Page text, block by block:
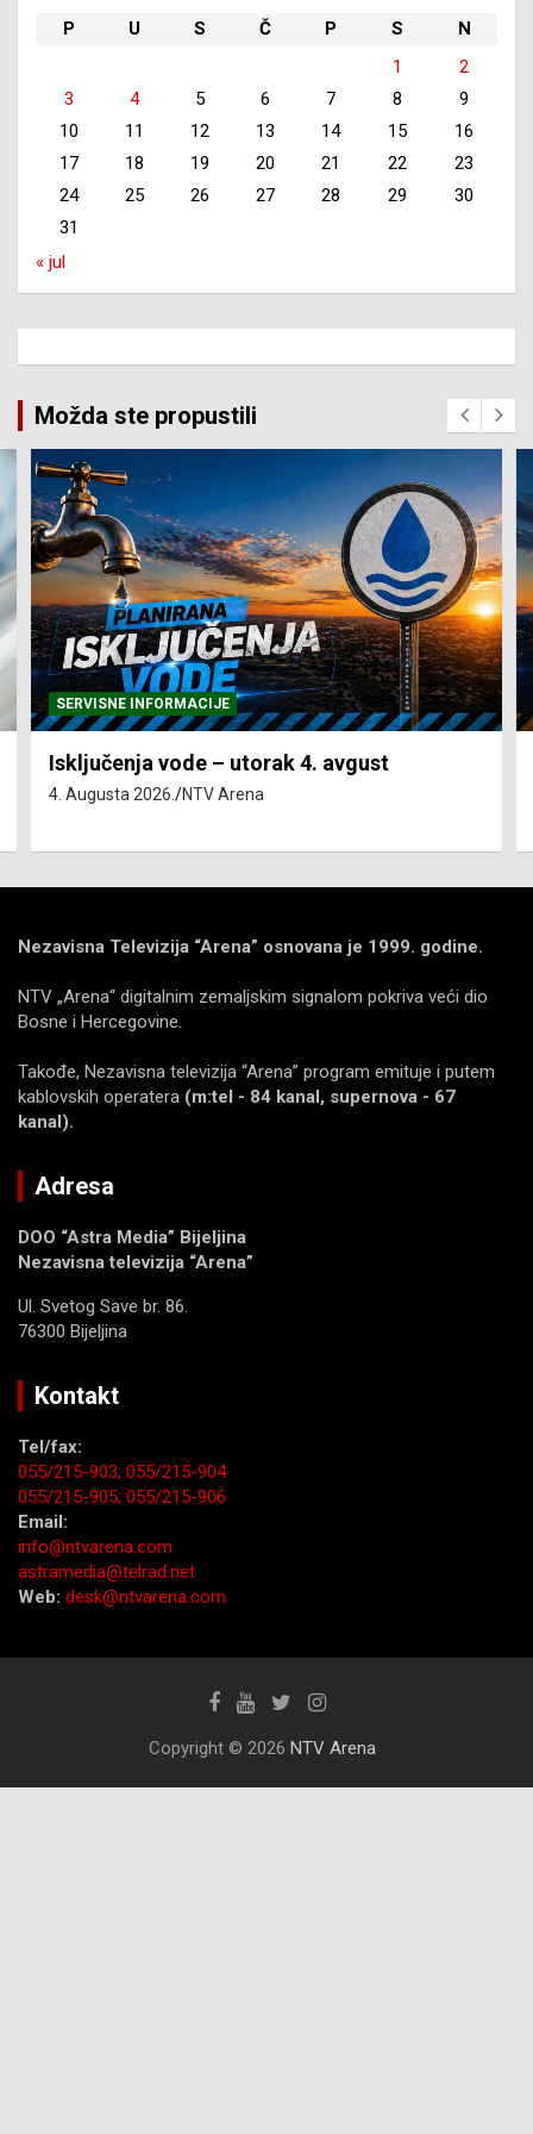
P
U S Č P S
N
1
2
3
4 5 6 7 8
9
10
11 12 13 14 15
16
17
18 19 20 21 22
23
24
25 26 27 28 29
30
31
« jul
Možda ste propustili
SERVISNE INFORMACIJE
Isključenja vode – utorak 4. avgust
4. Augusta 2026. NTV Arena
Nezavisna Televizija “Arena” osnovana je 1999. godine.
NTV „Arena“ digitalnim zemaljskim signalom pokriva veći dio
Bosne i Hercegovine.
Takođe, Nezavisna televizija “Arena” program emituje i putem
kablovskih operatera (m:tel - 84 kanal, supernova - 67
kanal).
Adresa
DOO “Astra Media” Bijeljina
Nezavisna televizija “Arena”
Ul. Svetog Save br. 86.
76300 Bijeljina
Kontakt
Tel/fax:
055/215-903; 055/215-904
055/215-905; 055/215-906
Email:
info@ntvarena.com
astramedia@telrad.net
Web: desk@ntvarena.com
Copyright © 2026 NTV Arena